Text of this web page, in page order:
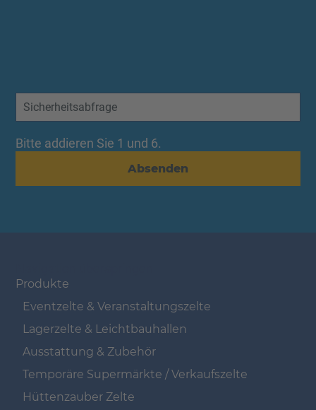
Bitte addieren Sie 1 und 6.
Absenden
Produkte
Eventzelte & Veranstaltungszelte
Lagerzelte & Leichtbauhallen
Ausstattung & Zubehör
Temporäre Supermärkte / Verkaufszelte
Hüttenzauber Zelte